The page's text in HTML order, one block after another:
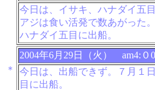
今日は、イサキ、ハナダイ五
アジは食い活発で数あがった
ハナダイ五目に出船。
＊
2004年6月29日（火） am4:０
今日は、出船できず。７月１
目に出船。